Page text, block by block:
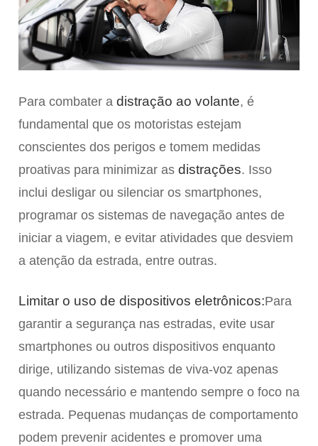
Para combater a distração ao volante, é
fundamental que os motoristas estejam
conscientes dos perigos e tomem medidas
proativas para minimizar as distrações. Isso
inclui desligar ou silenciar os smartphones,
programar os sistemas de navegação antes de
iniciar a viagem, e evitar atividades que desviem
a atenção da estrada, entre outras.
Limitar o uso de dispositivos eletrônicos:Para
garantir a segurança nas estradas, evite usar
smartphones ou outros dispositivos enquanto
dirige, utilizando sistemas de viva-voz apenas
quando necessário e mantendo sempre o foco na
estrada. Pequenas mudanças de comportamento
podem prevenir acidentes e promover uma